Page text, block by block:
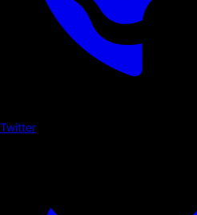
Twitter